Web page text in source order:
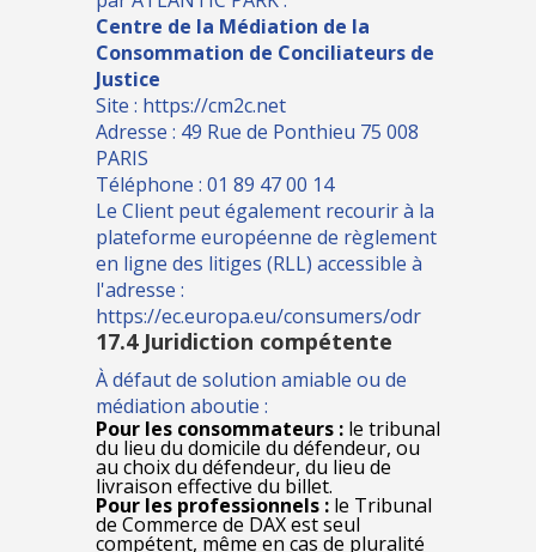
Centre de la Médiation de la
Consommation de Conciliateurs de
Justice
Site : https://cm2c.net
Adresse : 49 Rue de Ponthieu 75 008
PARIS
Téléphone : 01 89 47 00 14
Le Client peut également recourir à la
plateforme européenne de règlement
en ligne des litiges (RLL) accessible à
l'adresse :
https://ec.europa.eu/consumers/odr
17.4 Juridiction compétente
À défaut de solution amiable ou de
médiation aboutie :
Pour les consommateurs : le tribunal
du lieu du domicile du défendeur, ou
au choix du défendeur, du lieu de
livraison effective du billet.
Pour les professionnels : le Tribunal
de Commerce de DAX est seul
compétent, même en cas de pluralité